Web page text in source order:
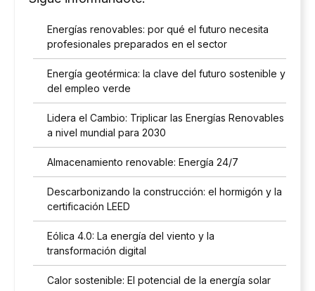
Energías renovables: por qué el futuro necesita
profesionales preparados en el sector
Energía geotérmica: la clave del futuro sostenible y
del empleo verde
Lidera el Cambio: Triplicar las Energías Renovables
a nivel mundial para 2030
Almacenamiento renovable: Energía 24/7
Descarbonizando la construcción: el hormigón y la
certificación LEED
Eólica 4.0: La energía del viento y la
transformación digital
Calor sostenible: El potencial de la energía solar